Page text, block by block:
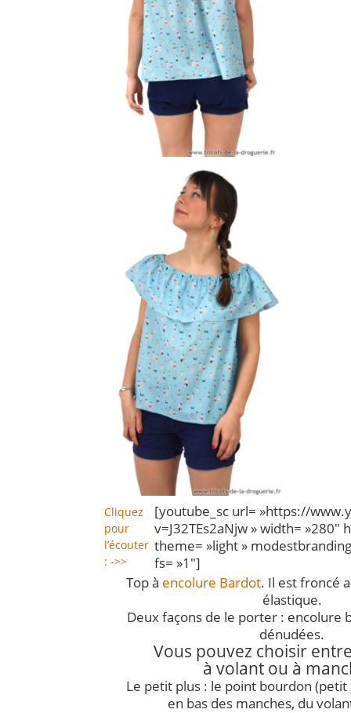
Cliquez
pour
l’écouter
: ->>
[youtube_sc url= »https://
v=J32TEs2aNjw » width= »280″
theme= »light »
fs= »1″]
Top à encolure Bardot. Il est froncé
élastique.
Deux façons de le porter : encolure
dénudées.
Vous pouvez choisir
à volant ou à
Le petit plus : le point bourdon (petit
en bas des manches, du